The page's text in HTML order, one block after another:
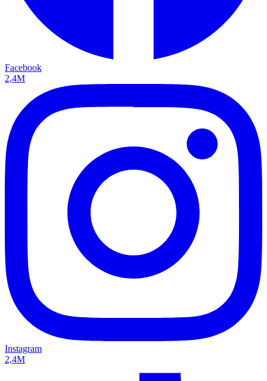
Facebook
2,4M
Instagram
2,4M